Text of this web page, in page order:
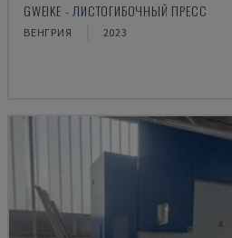
GWEIKE - ЛИСТОГИБОЧНЫЙ ПРЕСС
ВЕНГРИЯ 2023